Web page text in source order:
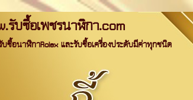
บซื้อเพชรนาฬิกา.com
ซื้อนาฬิกาRolex และรับซื้อเครื่องประดับมีค่าทุกชนิด